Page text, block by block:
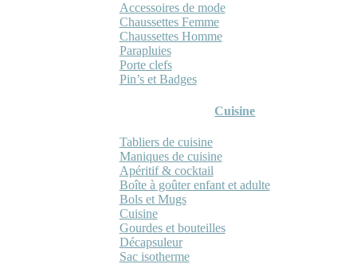
Accessoires de mode
Chaussettes Femme
Chaussettes Homme
Parapluies
Porte clefs
Pin’s et Badges
Cuisine
Tabliers de cuisine
Maniques de cuisine
Apéritif & cocktail
Boîte à goûter enfant et adulte
Bols et Mugs
Cuisine
Gourdes et bouteilles
Décapsuleur
Sac isotherme